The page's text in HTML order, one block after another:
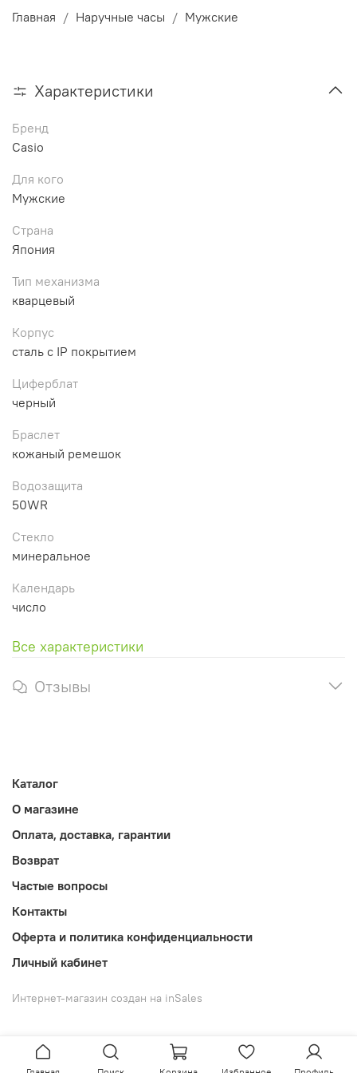
Главная Наручные часы Мужские
Характеристики
Бренд
Casio
Для кого
Мужские
Страна
Япония
Тип механизма
кварцевый
Корпус
сталь с IP покрытием
Циферблат
черный
Браслет
кожаный ремешок
Водозащита
50WR
Стекло
минеральное
Календарь
число
Все характеристики
Отзывы
Каталог
О магазине
Оплата, доставка, гарантии
Возврат
Частые вопросы
Контакты
Оферта и политика конфиденциальности
Личный кабинет
Интернет-магазин создан на inSales